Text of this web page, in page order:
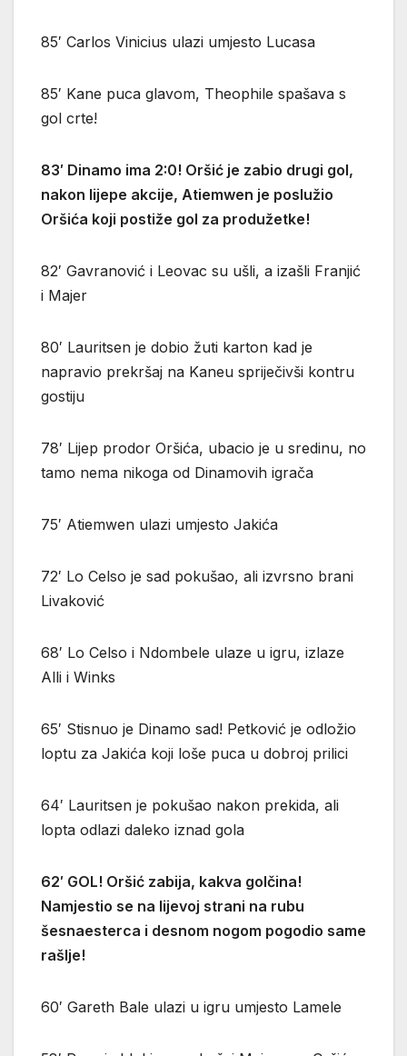
85′ Carlos Vinicius ulazi umjesto Lucasa
85′ Kane puca glavom, Theophile spašava s
gol crte!
83′ Dinamo ima 2:0! Oršić je zabio drugi gol,
nakon lijepe akcije, Atiemwen je poslužio
Oršića koji postiže gol za produžetke!
82′ Gavranović i Leovac su ušli, a izašli Franjić
i Majer
80′ Lauritsen je dobio žuti karton kad je
napravio prekršaj na Kaneu spriječivši kontru
gostiju
78′ Lijep prodor Oršića, ubacio je u sredinu, no
tamo nema nikoga od Dinamovih igrača
75′ Atiemwen ulazi umjesto Jakića
72′ Lo Celso je sad pokušao, ali izvrsno brani
Livaković
68′ Lo Celso i Ndombele ulaze u igru, izlaze
Alli i Winks
65′ Stisnuo je Dinamo sad! Petković je odložio
loptu za Jakića koji loše puca u dobroj prilici
64′ Lauritsen je pokušao nakon prekida, ali
lopta odlazi daleko iznad gola
62′ GOL! Oršić zabija, kakva golčina!
Namjestio se na lijevoj strani na rubu
šesnaesterca i desnom nogom pogodio same
rašlje!
60′ Gareth Bale ulazi u igru umjesto Lamele